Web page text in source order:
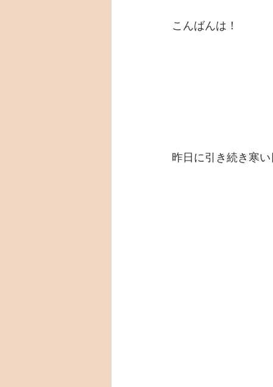
こんばんは！
昨日に引き続き寒